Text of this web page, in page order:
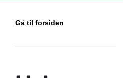
Gå til forsiden